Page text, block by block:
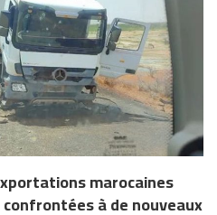
marocaines
à de nouveaux